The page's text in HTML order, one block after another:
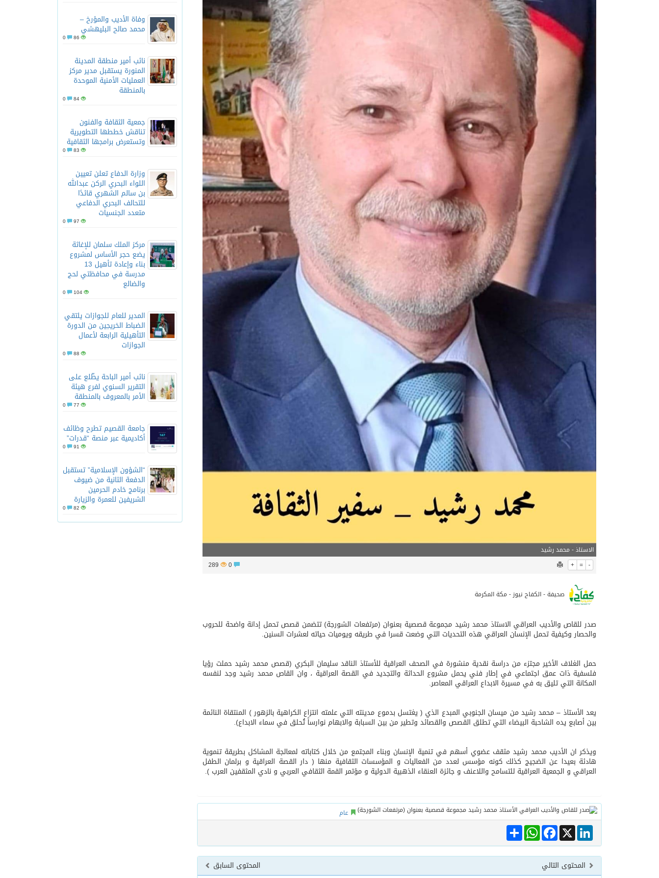
05/08/2026مفتى جمهورية مصر العربية الوعي الديني الصحيح يصوغ شخصيةً قياديةً متوازنةً تجمع بين العلم والأخلاق والعمل
وفاة الأديب والمؤرخ –
محمد صالح البليهشي
86
نائب أمير منطقة المدينة
المنورة يستقبل مدير مركز
العمليات الأمنية الموحدة
بالمنطقة
84
جمعية الثقافة والفنون
تناقش خططها التطويرية
وتستعرض برامجها الثقافية
83
وزارة الدفاع تعلن تعيين
اللواء البحري الركن عبدالله
بن سالم الشهري قائدًا
للتحالف البحري الدفاعي
متعدد الجنسيات
97
مركز الملك سلمان للإغاثة
يضع حجر الأساس لمشروع
بناء وإعادة تأهيل 13
مدرسة في محافظتي لحج
والضالع
104
المدير للعام للجوازات يلتقي
الضباط الخريجين من الدورة
التأهيلية الرابعة لأعمال
الجوازات
88
نائب أمير الباحة يطّلع على
التقرير السنوي لفرع هيئة
الأمر بالمعروف بالمنطقة
77
جامعة القصيم تطرح وظائف
أكاديمية عبر منصة “قدرات”
91
“الشؤون الإسلامية” تستقبل
الدفعة الثانية من ضيوف
برنامج خادم الحرمين
الشريفين للعمرة والزيارة
82
الاستاذ - محمد رشيد
+ = -
289
صحيفة - الكفاح نيوز - مكة المكرمة
صدر للقاص والأديب العراقي الاستاذ محمد رشيد مجموعة قصصية بعنوان (مرتفعات الشورجة) تتضمن قصص تحمل إدانة واضحة للحروب
والحصار وكيفية تحمل الإنسان العراقي هذه التحديات التي وضعت قسرا في طريقه ويوميات حياته لعشرات السنين.
حمل الغلاف الأخير مجتزء من دراسة نقدية منشورة في الصحف العراقية للأستاذ الناقد سليمان البكري (قصص محمد رشيد حملت رؤيا
فلسفية ذات عمق اجتماعي في إطار فني يحمل مشروع الحداثة والتجديد في القصة العراقية ، وان القاص محمد رشيد وجد لنفسه
المكانة التي تليق به في مسيرة الابداع العراقي المعاصر.
يعد الأستاذ – محمد رشيد من ميسان الجنوبي المبدع الذي ( يغتسل بدموع مدينته التي علمته انتزاع الكراهية بالزهور ) المنتقاة النائمة
بين أصابع يده الشاحبة البيضاء التي تطلق القصص والقصائد وتطير من بين السبابة والابهام نوارساً تُحلق في سماء الابداع).
ويذكر ان الأديب محمد رشيد مثقف عضوي أسهم في تنمية الإنسان وبناء المجتمع من خلال كتاباته لمعالجة المشاكل بطريقة تنموية
هادئة بعيدا عن الضجيج كذلك كونه مؤسس لعدد من الفعاليات و المؤسسات الثقافية منها ( دار القصة العراقية و برلمان الطفل
العراقي و الجمعية العراقية للتسامح واللاعنف و جائزة العنقاء الذهبية الدولية و مؤتمر القمة الثقافي العربي و نادي المثقفين العرب ).
عام
Share
WhatsAppFacebook X
LinkedIn
المحتوى السابق المحتوى التالي